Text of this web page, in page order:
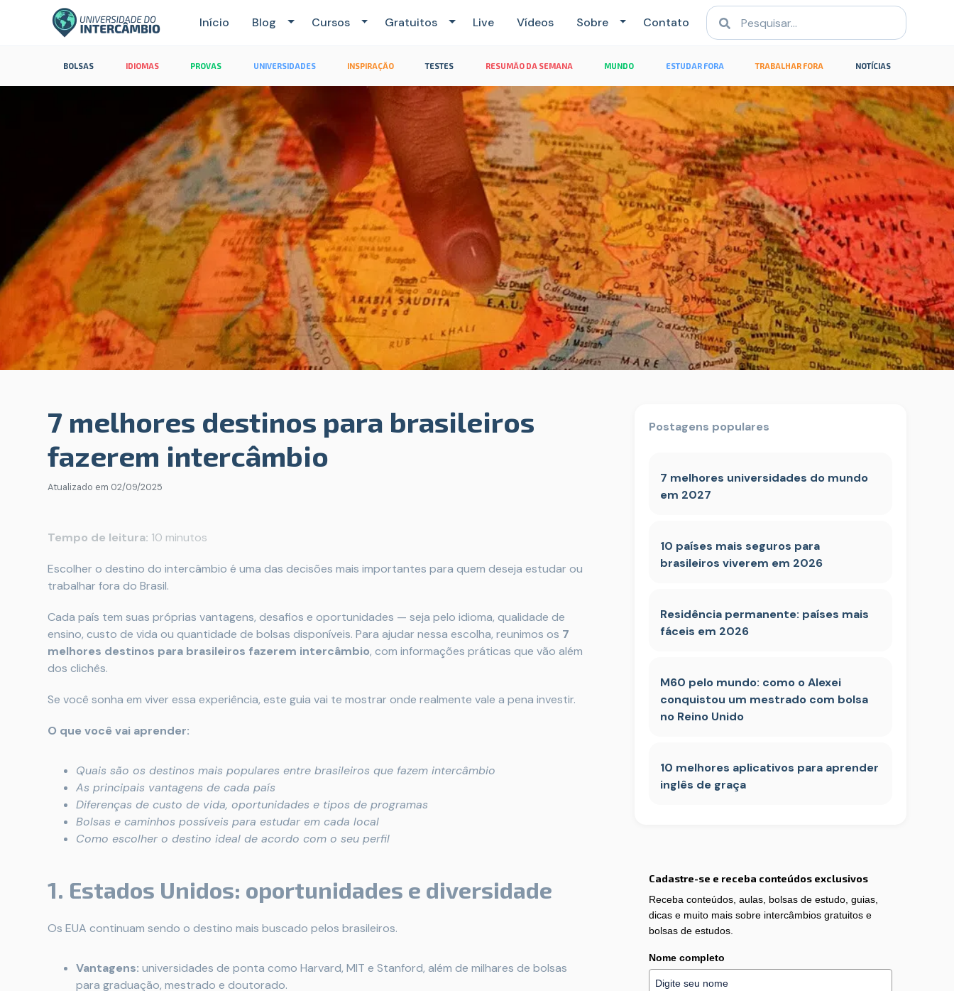
Início Blog Cursos Gratuitos Live Vídeos Sobre Contato
BOLSAS IDIOMAS PROVAS UNIVERSIDADES INSPIRAÇÃO TESTES RESUMÃO DA SEMANA MUNDO ESTUDAR FORA TRABALHAR FORA NOTÍCIAS
7 melhores destinos para brasileiros
fazerem intercâmbio
Atualizado em 02/09/2025
Tempo de leitura: 10 minutos
Escolher o destino do intercâmbio é uma das decisões mais importantes para quem deseja estudar ou
trabalhar fora do Brasil.
Cada país tem suas próprias vantagens, desafios e oportunidades — seja pelo idioma, qualidade de
ensino, custo de vida ou quantidade de bolsas disponíveis. Para ajudar nessa escolha, reunimos os 7
melhores destinos para brasileiros fazerem intercâmbio, com informações práticas que vão além
dos clichês.
Se você sonha em viver essa experiência, este guia vai te mostrar onde realmente vale a pena investir.
O que você vai aprender:
Quais são os destinos mais populares entre brasileiros que fazem intercâmbio
As principais vantagens de cada país
Diferenças de custo de vida, oportunidades e tipos de programas
Bolsas e caminhos possíveis para estudar em cada local
Como escolher o destino ideal de acordo com o seu perfil
1. Estados Unidos: oportunidades e diversidade
Os EUA continuam sendo o destino mais buscado pelos brasileiros.
Vantagens: universidades de ponta como Harvard, MIT e Stanford, além de milhares de bolsas
para graduação, mestrado e doutorado.
Postagens populares
7 melhores universidades do mundo
em 2027
10 países mais seguros para
brasileiros viverem em 2026
Residência permanente: países mais
fáceis em 2026
M60 pelo mundo: como o Alexei
conquistou um mestrado com bolsa
no Reino Unido
10 melhores aplicativos para aprender
inglês de graça
Cadastre-se e receba conteúdos exclusivos
Receba conteúdos, aulas, bolsas de estudo, guias,
dicas e muito mais sobre intercâmbios gratuitos e
bolsas de estudos.
Nome completo